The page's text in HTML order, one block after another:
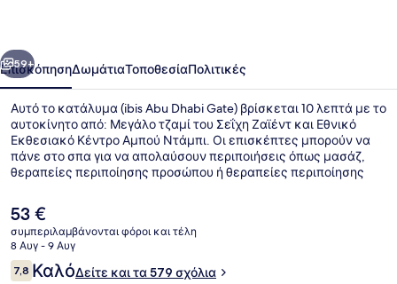
Επόμενο
59+
ΕπισκόπησηΔωμάτιαΤοποθεσίαΠολιτικές
Αυτό το κατάλυμα (ibis Abu Dhabi Gate) βρίσκεται 10 λεπτά με το
αυτοκίνητο από: Μεγάλο τζαμί του Σεΐχη Ζαϊέντ και Εθνικό
Εκθεσιακό Κέντρο Αμπού Ντάμπι. Οι επισκέπτες μπορούν να
πάνε στο σπα για να απολαύσουν περιποιήσεις όπως μασάζ,
θεραπείες περιποίησης προσώπου ή θεραπείες περιποίησης
εστιατόρια που λειτουργούν, σερβίρει ασιατική κουζίνα.
Προσφέρονται επίσης 2 μπαρ/lounge, εξωτερική πισίνα και
μπαρ δίπλα στην πισίνα.
Η
τρέχουσα
τιμή
είναι
53 €
53 €
συμπεριλαμβάνονται φόροι και τέλη
8 Αυγ - 9 Αυγ
Σχόλια
7,87,8 στα 10
ΚαλόΔείτε και τα 579 σχόλια